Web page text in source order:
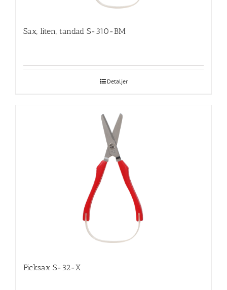
Sax, liten, tandad S-310-BM
Detaljer
Ficksax S-32-X